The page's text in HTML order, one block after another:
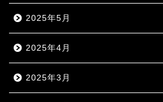
2025年5月
2025年4月
2025年3月